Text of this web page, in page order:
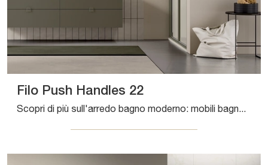
Filo Push Handles 22